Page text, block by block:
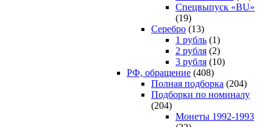
Спецвыпуск «BU»
(19)
Серебро (13)
1 рубль (1)
2 рубля (2)
3 рубля (10)
РФ, обращение (408)
Полная подборка (204)
Подборки по номиналу
(204)
Монеты 1992-1993